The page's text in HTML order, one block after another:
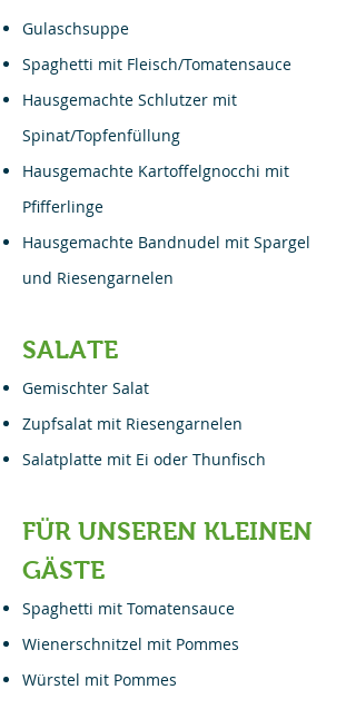
Gulaschsuppe
Spaghetti mit Fleisch/Tomatensauce
Hausgemachte Schlutzer mit
Spinat/Topfenfüllung
Hausgemachte Kartoffelgnocchi mit
Pfifferlinge
Hausgemachte Bandnudel mit Spargel
und Riesengarnelen
SALATE
Gemischter Salat
Zupfsalat mit Riesengarnelen
Salatplatte mit Ei oder Thunfisch
FÜR UNSEREN KLEINEN
GÄSTE
Spaghetti mit Tomatensauce
Wienerschnitzel mit Pommes
Würstel mit Pommes